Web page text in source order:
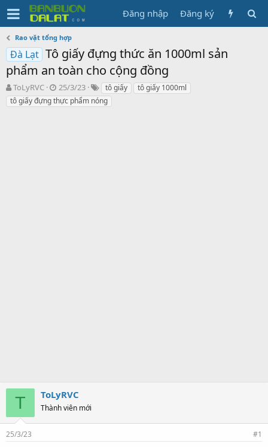
Đăng nhập Đăng ký
Rao vặt tổng hợp
Đà Lạt Tô giấy đựng thức ăn 1000ml sản
phẩm an toàn cho cộng đồng
N
g
ư
ToLyRVC
N
g
à
25/3/23
T
ừ
k
tô giấy
tô giấy 1000ml
tô giấy đựng thực phẩm nóng
T ToLyRVC
Thành viên mới
25/3/23 #1